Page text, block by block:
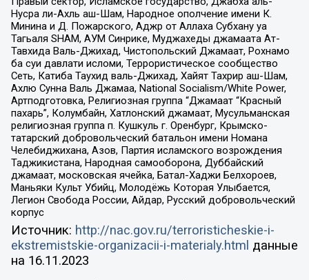
Нусра ли-Ахль аш-Шам, Народное ополчение имени К.
Минина и Д. Пожарского, Аджр от Аллаха Субхану уа
Тагьаля SHAM, АУМ Синрике, Муджахеды джамаата Ат-
Тавхида Валь-Джихад, Чистопольский Джамаат, Рохнамо
ба суи давлати исломи, Террористическое сообщество
Сеть, Катиба Таухид валь-Джихад, Хайят Тахрир аш-Шам,
Ахлю Сунна Валь Джамаа, National Socialism/White Power,
Артподготовка, Религиозная группа “Джамаат “Красный
пахарь”, Колумбайн, Хатлонский джамаат, Мусульманская
религиозная группа п. Кушкуль г. Оренбург, Крымско-
татарский добровольческий батальон имени Номана
Челебиджихана, Азов, Партия исламского возрождения
Таджикистана, Народная самооборона, Дуббайский
джамаат, московская ячейка, Батал-Хаджи Белхороев,
Маньяки Культ Убийц, Молодёжь Которая Улыбается,
Легион Свобода России, Айдар, Русский добровольческий
корпус
Источник: http://nac.gov.ru/terroristicheskie-i-
ekstremistskie-organizacii-i-materialy.html данные
на 16.11.2023